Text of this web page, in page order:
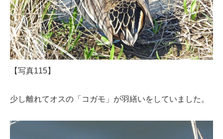
【写真115】
少し離れてオスの「コガモ」が羽繕いをしていました。